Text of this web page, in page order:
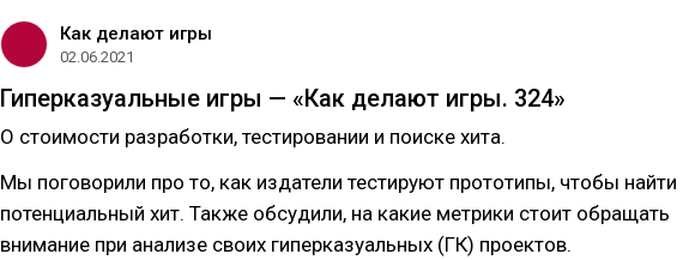
Как делают игры
02.06.2021
Гиперказуальные игры — «Как делают игры. 324»
О стоимости разработки, тестировании и поиске хита.
Мы поговорили про то, как издатели тестируют прототипы, чтобы найти
потенциальный хит. Также обсудили, на какие метрики стоит обращать
внимание при анализе своих гиперказуальных (ГК) проектов.